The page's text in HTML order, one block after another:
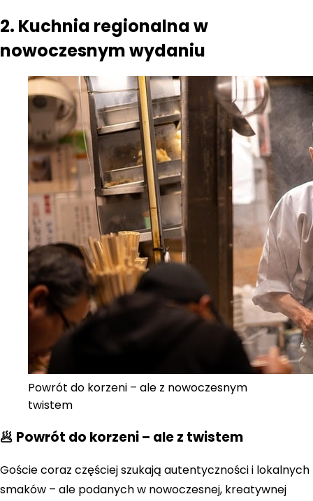
2. Kuchnia regionalna w
nowoczesnym wydaniu
Powrót do korzeni – ale z nowoczesnym
twistem
🥟 Powrót do korzeni – ale z twistem
Goście coraz częściej szukają autentyczności i lokalnych
smaków – ale podanych w nowoczesnej, kreatywnej